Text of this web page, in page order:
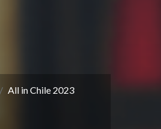
All in Chile 2023